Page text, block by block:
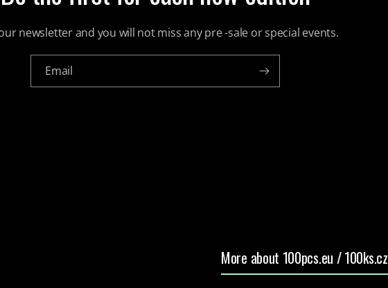
newsletter and you will not miss any pre -sale or special events.
Email
More about 100pcs.eu / 100ks.cz